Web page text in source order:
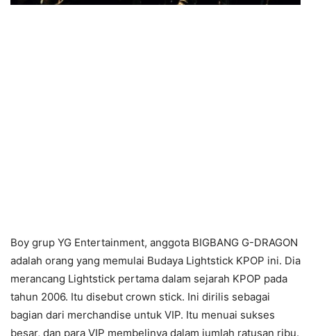
Boy grup YG Entertainment, anggota BIGBANG G-DRAGON
adalah orang yang memulai Budaya Lightstick KPOP ini. Dia
merancang Lightstick pertama dalam sejarah KPOP pada
tahun 2006. Itu disebut crown stick. Ini dirilis sebagai
bagian dari merchandise untuk VIP. Itu menuai sukses
besar, dan para VIP membelinya dalam jumlah ratusan ribu.